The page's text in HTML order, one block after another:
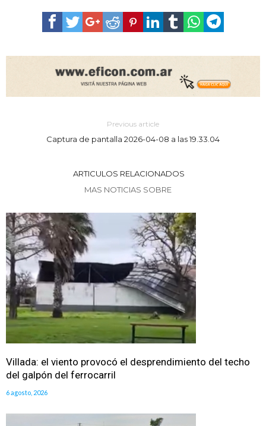
Previous article
Captura de pantalla 2026-04-08 a las 19.33.04
ARTICULOS RELACIONADOS
MAS NOTICIAS SOBRE
Villada: el viento provocó el desprendimiento del techo
del galpón del ferrocarril
6 agosto, 2026